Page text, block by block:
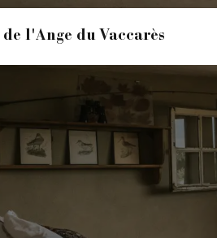
de l'Ange du Vaccarès